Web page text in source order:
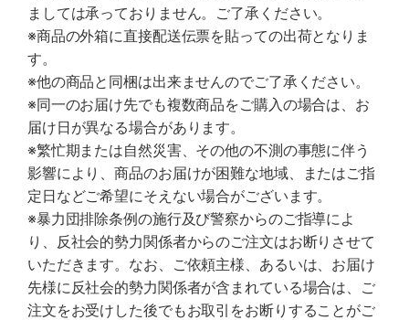
ましては承っておりません。ご了承ください。
※商品の外箱に直接配送伝票を貼っての出荷となりま
す。
※他の商品と同梱は出来ませんのでご了承ください。
※同一のお届け先でも複数商品をご購入の場合は、お
届け日が異なる場合があります。
※繁忙期または自然災害、その他の不測の事態に伴う
影響により、商品のお届けが困難な地域、またはご指
定日などご希望にそえない場合がございます。
※暴力団排除条例の施行及び警察からのご指導によ
り、反社会的勢力関係者からのご注文はお断りさせて
いただきます。なお、ご依頼主様、あるいは、お届け
先様に反社会的勢力関係者が含まれている場合は、ご
注文をお受けした後でもお取引をお断りすることがご